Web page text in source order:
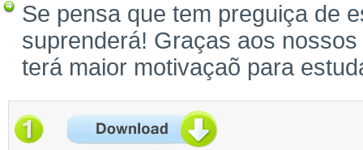
Se pensa que tem preguiça de
suprenderá! Graças aos
terá maior motivaçaõ para